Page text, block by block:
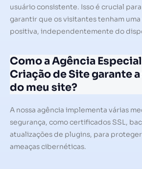
usuário consistente. Isso é crucial
garantir que os visitantes tenham
positiva, independentemente do
Como a Agência
Criação de Site garante
do meu site?
A nossa agência implementa várias
segurança, como certificados SSL,
atualizações de plugins, para
ameaças cibernéticas.